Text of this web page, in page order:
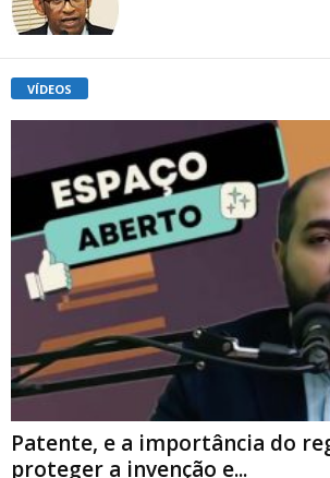
VÍDEOS
Patente, e a importância do
proteger a invenção e...